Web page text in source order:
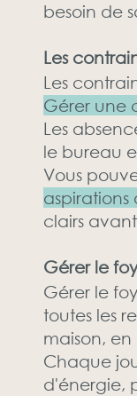
besoin de
Les
Les
Gérer une
Les
le bureau
Vous
clairs
Gérer le
Gérer le
toutes les
maison, en
Chaque
d'énergie,